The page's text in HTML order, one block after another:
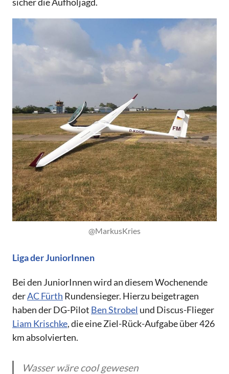
@MarkusKries
Liga der JuniorInnen
Bei den JuniorInnen wird an diesem Wochenende
derAC Fürth Rundensieger. Hierzu beigetragen
haben der DG-Pilot Ben Strobel und Discus-Flieger
Liam Krischke, die eine Ziel-Rück-Aufgabe über 426
km absolvierten.
Wasser wäre cool gewesen